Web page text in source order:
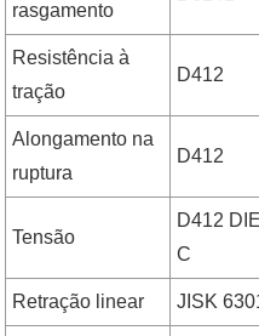
rasgamento
Resistência à
tração
D412
Alongamento na
ruptura
D412
Tensão
D412 DIE
C
Retração linear JISK